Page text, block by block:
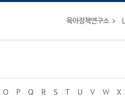
육아정책연구소
O P Q R S T U V W X